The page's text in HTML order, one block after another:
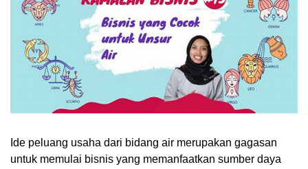
Ide peluang usaha dari bidang air merupakan gagasan
untuk memulai bisnis yang memanfaatkan sumber daya